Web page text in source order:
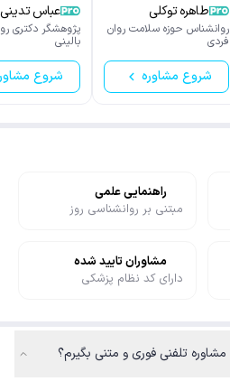
طاهره توکلی
روانشناس حوزه سلامت روان
فردی
شروع مشاوره
عباس تدینی
پژوهشگر دکتری
بالینی
شروع
راهنمایی علمی
مبتنی بر روانشناسی روز
مشاوران تایید شده
دارای کد نظام پزشکی